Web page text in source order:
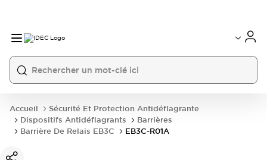
Accueil
Sécurité Et Protection Antidéflagrante
Dispositifs Antidéflagrants
Barrières
Barrière De Relais EB3C
EB3C-R01A